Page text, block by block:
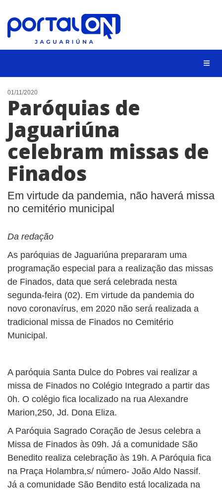
NOTÍCIAS
LISTA DIGITAL
CONTATO
ANUNCIE
01/11/2020
Paróquias de
Jaguariúna
celebram missas de
Finados
Em virtude da pandemia, não haverá missa
no cemitério municipal
Da redação
As paróquias de Jaguariúna prepararam uma
programação especial para a realização das missas
de Finados, data que será celebrada nesta
segunda-feira (02). Em virtude da pandemia do
novo coronavírus, em 2020 não será realizada a
tradicional missa de Finados no Cemitério
Municipal.
A paróquia Santa Dulce do Pobres vai realizar a
missa de Finados no Colégio Integrado a partir das
0h. O colégio fica localizado na rua Alexandre
Marion,250, Jd. Dona Eliza.
A Paróquia Sagrado Coração de Jesus celebra a
Missa de Finados às 09h. Já a comunidade São
Benedito realiza celebração às 19h. A Paróquia fica
na Praça Holambra,s/ número- João Aldo Nassif.
Já a comunidade São Bendito está localizada na